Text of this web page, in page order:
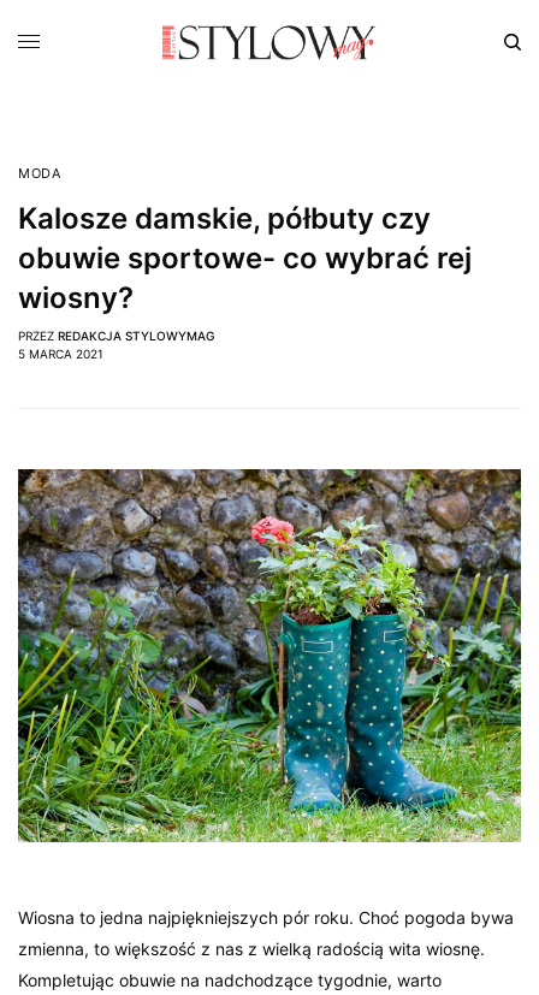
MODA
Kalosze damskie, półbuty czy
obuwie sportowe- co wybrać rej
wiosny?
PRZEZ REDAKCJA STYLOWYMAG
5 MARCA 2021
Wiosna to jedna najpiękniejszych pór roku. Choć pogoda bywa
zmienna, to większość z nas z wielką radością wita wiosnę.
Kompletując obuwie na nadchodzące tygodnie, warto